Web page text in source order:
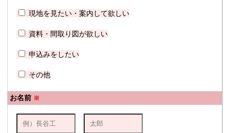
現地を見たい・案内して欲しい
資料・間取り図が欲しい
申込みをしたい
その他
お名前 ※